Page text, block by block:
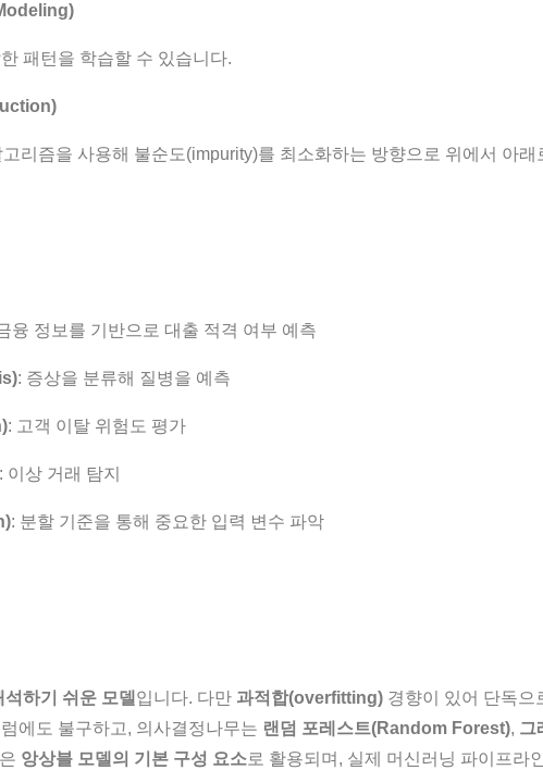
패턴을 학습할 수 있습니다.
고리즘을 사용해 불순도(impurity)를 최소화하는 방향으로 위에서 아
융 정보를 기반으로 대출 적격 여부 예측
: 증상을 분류해 질병을 예측
: 고객 이탈 위험도 평가
: 이상 거래 탐지
: 분할 기준을 통해 중요한 입력 변수 파악
하기 쉬운 모델 입니다. 다만 과적합(overfitting) 경향이 있어 단독으
에도 불구하고, 의사결정나무는 랜덤 포레스트(Random Forest), 그
앙상블 모델의 기본 구성 요소로 활용되며, 실제 머신러닝 파이프라